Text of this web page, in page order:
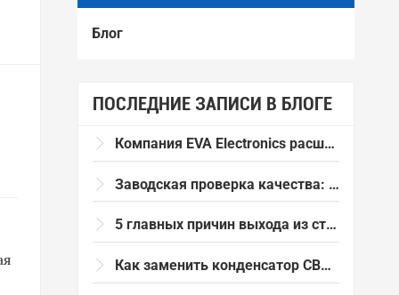
Блог
ПОСЛЕДНИЕ ЗАПИСИ В БЛОГЕ
Компания EVA Electronics расширяет производственные мощности, приобретая новые пленочные намоточные машины и оборудование для металлического напыления.
Заводская проверка качества: конденсатор CBB61 4 мкФ прошел проверку на случайную емкость.
5 главных причин выхода из строя конденсатора переменного тока (и как этого избежать в 2026 году)
Как заменить конденсатор CBB61 в жаркую погоду: простое руководство